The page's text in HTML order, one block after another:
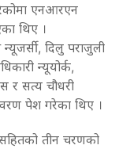
एनआरएन
थिए ।
दिलु पराजुली
न्यूयोर्क,
र सत्य चौधरी
पेश गरेका थिए ।
तीन चरणको